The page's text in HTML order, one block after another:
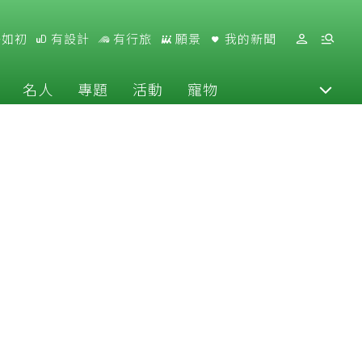
初 有設計 有行旅 願景 我的新聞
名人 專題 活動 寵物